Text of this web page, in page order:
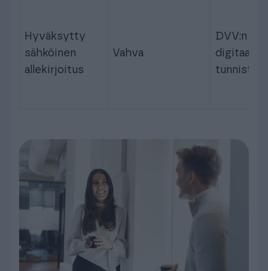
Hyväksytty
sähköinen
allekirjoitus
Vahva
DVV:n